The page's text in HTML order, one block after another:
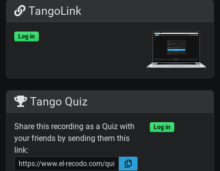
TangoLink
Log in
Tango Quiz
Share this recording as a Quiz with
your friends by sending them this
link:
Log in